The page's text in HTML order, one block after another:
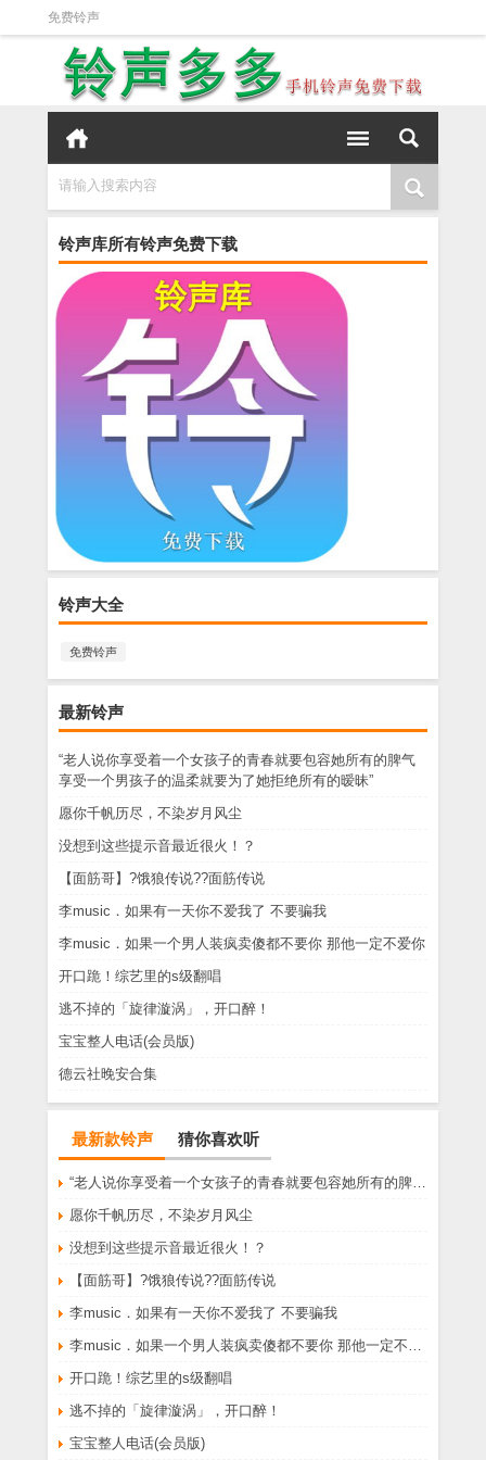
免费铃声
请输入搜索内容
铃声库所有铃声免费下载
铃声大全
免费铃声
最新铃声
“老人说你享受着一个女孩子的青春就要包容她所有的脾气
享受一个男孩子的温柔就要为了她拒绝所有的暧昧”
愿你千帆历尽，不染岁月风尘
没想到这些提示音最近很火！？
【面筋哥】?饿狼传说??面筋传说
李music．如果有一天你不爱我了 不要骗我
李music．如果一个男人装疯卖傻都不要你 那他一定不爱你
开口跪！综艺里的s级翻唱
逃不掉的「旋律漩涡」，开口醉！
宝宝整人电话(会员版)
德云社晚安合集
最新款铃声 猜你喜欢听
愿你千帆历尽，不染岁月风尘
没想到这些提示音最近很火！？
【面筋哥】?饿狼传说??面筋传说
李music．如果有一天你不爱我了 不要骗我
开口跪！综艺里的s级翻唱
逃不掉的「旋律漩涡」，开口醉！
宝宝整人电话(会员版)